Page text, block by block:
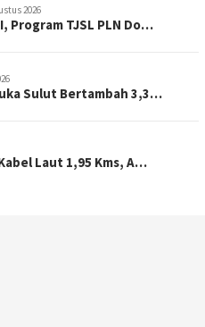
2026
Program TJSL PLN Do…
Sulut Bertambah 3,3…
Laut 1,95 Kms, A…